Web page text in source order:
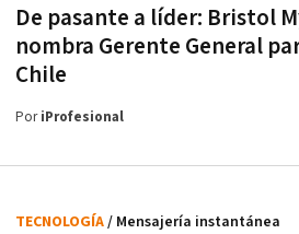
De pasante a líder: Bristol
nombra Gerente General
Chile
PoriProfesional
TECNOLOGÍA/ Mensajería instantánea